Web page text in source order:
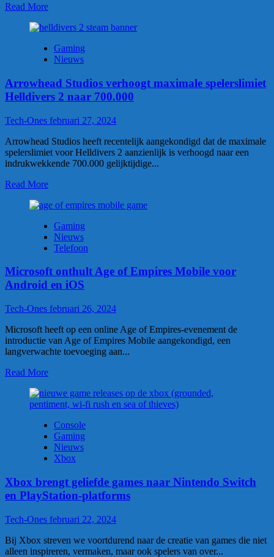
Read More
Gaming
Nieuws
Arrowhead Studios verhoogt maximale spelerslimiet
Helldivers 2 naar 700.000
Tech-Ones februari 27, 2024
Arrowhead Studios heeft recentelijk aangekondigd dat de maximale
spelerslimiet voor Helldivers 2 aanzienlijk is verhoogd naar een
indrukwekkende 700.000 gelijktijdige...
Read More
Gaming
Nieuws
Telefoon
Microsoft onthult Age of Empires Mobile voor
Android en iOS
Tech-Ones februari 26, 2024
Microsoft heeft op een online Age of Empires-evenement de
introductie van Age of Empires Mobile aangekondigd, een
langverwachte toevoeging aan...
Read More
Console
Gaming
Nieuws
Xbox
Xbox brengt geliefde games naar Nintendo Switch
en PlayStation-platforms
Tech-Ones februari 22, 2024
Bij Xbox streven we voortdurend naar de creatie van games die niet
alleen inspireren, vermaken, maar ook spelers van over...